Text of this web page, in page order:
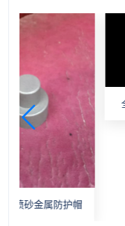
属防护帽
全圆可